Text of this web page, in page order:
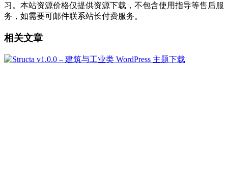
习。本站资源价格仅提供资源下载，不包含使用指导等售后服
务，如需要可邮件联系站长付费服务。
相关文章